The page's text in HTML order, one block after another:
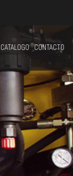
CATALOGO CONTACTO